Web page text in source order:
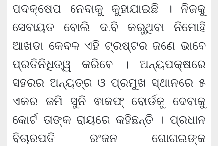
ପଦକ୍ଷେପ ନେବାକୁ କୁହାଯାଇଛି । ନିଜକୁ
ସେବାୟତ ବୋଲି ଦାବି କରୁଥିବା ନିମୋହି
ଆଖଡା କେବଳ ଏହି ଟ୍ରଷ୍ଟର ଜଣେ ଭାବେ
ପ୍ରତିନିଧିତ୍ୱ କରିବେ । ଅନ୍ୟପକ୍ଷରେ
ସହରର ଅନ୍ୟତ୍ର ଓ ପ୍ରମୁଖ ସ୍ଥାନରେ ୫
ଏକର ଜମି ସୁନି ଵାକଫ୍‍ ବୋର୍ଡକୁ ଦେବାକୁ
କୋର୍ଟ ତାଙ୍କ ରାୟରେ କହିଛନ୍ତି । ପ୍ରଧାନ
ବିଚାରପତି ରଂଜନ ଗୋଗଇଙ୍କ